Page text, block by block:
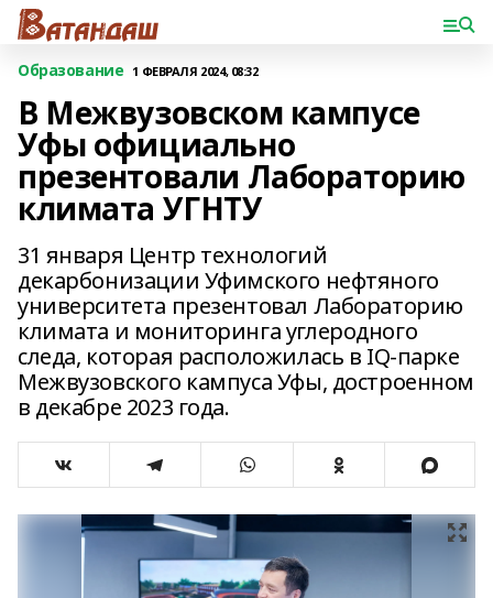
Образование 1 ФЕВРАЛЯ 2024, 08:32
В Межвузовском кампусе
Уфы официально
презентовали Лабораторию
климата УГНТУ
31 января Центр технологий
декарбонизации Уфимского нефтяного
университета презентовал Лабораторию
климата и мониторинга углеродного
следа, которая расположилась в IQ-парке
Межвузовского кампуса Уфы, достроенном
в декабре 2023 года.